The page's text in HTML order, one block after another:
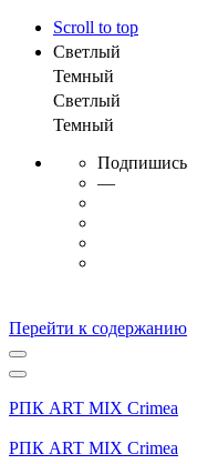
Scroll to top
Светлый
Темный
Светлый
Темный
Подпишись
—
Перейти к содержанию
РПК ART MIX Crimea
РПК ART MIX Crimea